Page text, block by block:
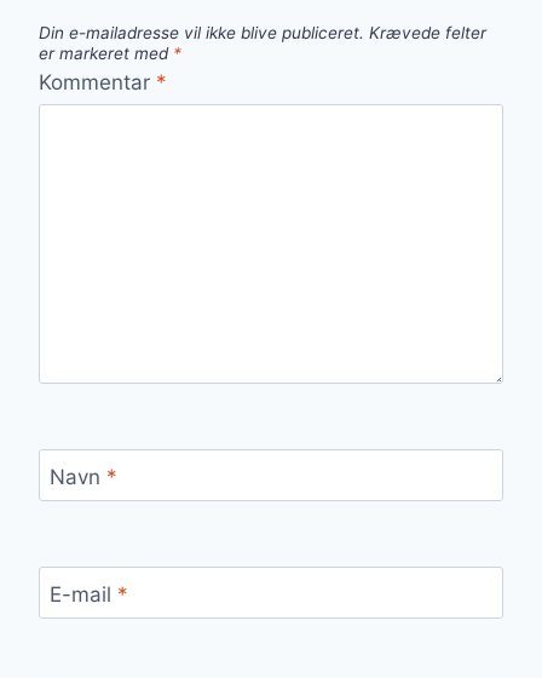
Din e-mailadresse vil ikke blive publiceret. Krævede felter
er markeret med *
Kommentar *
Navn *
E-mail *